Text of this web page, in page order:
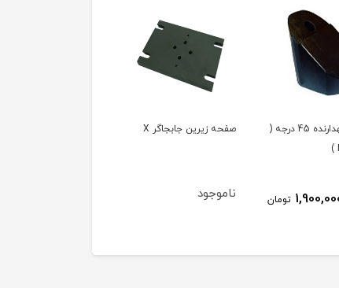
مبدل نگهدارنده 45 درجه (
تومان
صفحه زیرین جابجاگر X
ناموجود